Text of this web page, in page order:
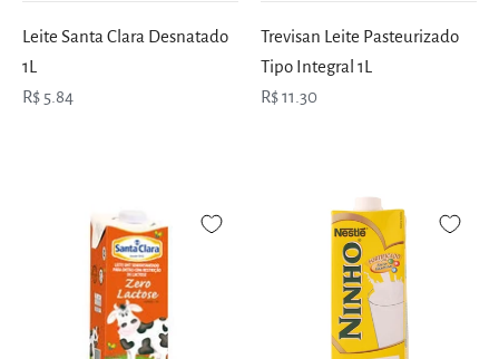
Leite Santa Clara Desnatado
1L
R$ 5.84
Trevisan Leite Pasteurizado
Tipo Integral 1L
R$ 11.30